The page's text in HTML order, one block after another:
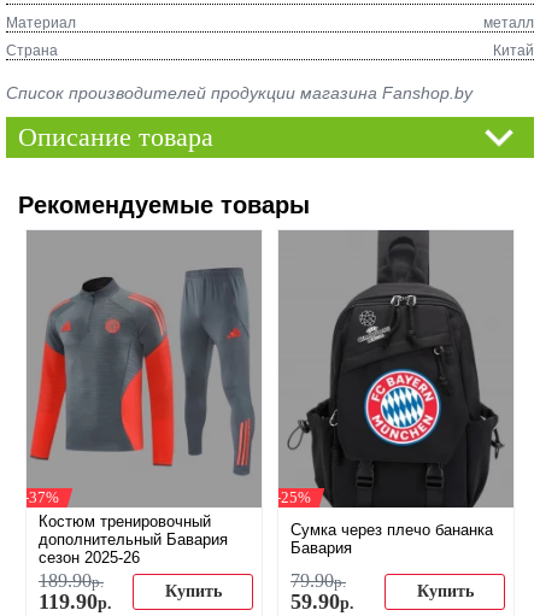
Материал
металл
Страна
Китай
Список производителей продукции магазина Fanshop.by
Описание товара
Рекомендуемые товары
-37%
Костюм тренировочный
дополнительный Бавария
сезон 2025-26
189.90р.
119.90р.
Купить
-25%
Сумка через плечо бананка
Бавария
79.90р.
59.90р.
Купить